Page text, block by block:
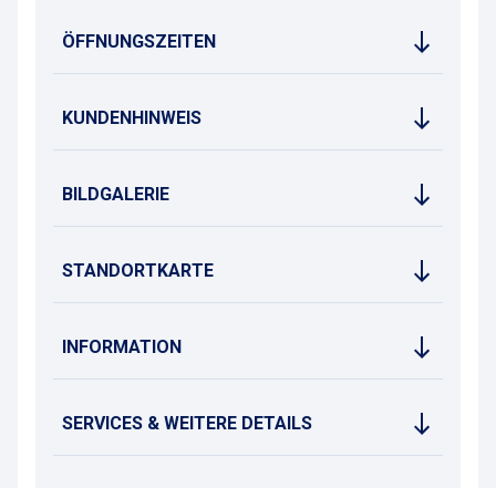
ÖFFNUNGSZEITEN
KUNDENHINWEIS
BILDGALERIE
STANDORTKARTE
INFORMATION
SERVICES & WEITERE DETAILS